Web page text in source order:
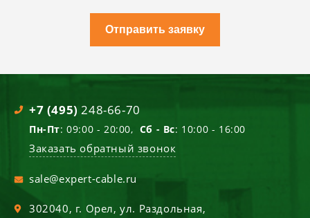
Отправить заявку
+7 (495) 248-66-70
Пн-Пт: 09:00 - 20:00, Сб - Вс: 10:00 - 16:00
Заказать обратный звонок
sale@expert-cable.ru
302040, г. Орел,ул. Раздольная,